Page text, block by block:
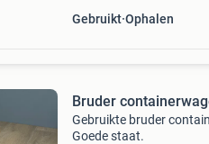
Gebruikt Ophalen
Bruder
Gebruikte bruder
Goede staat.